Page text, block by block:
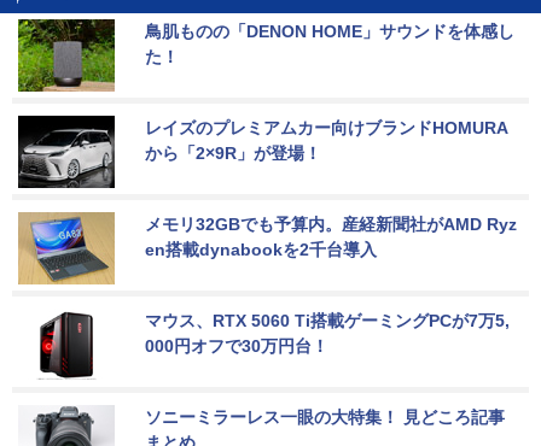
鳥肌ものの「DENON HOME」サウンドを体感し
た！
レイズのプレミアムカー向けブランドHOMURA
から「2×9R」が登場！
メモリ32GBでも予算内。産経新聞社がAMD Ryz
en搭載dynabookを2千台導入
マウス、RTX 5060 Ti搭載ゲーミングPCが7万5,
000円オフで30万円台！
ソニーミラーレス一眼の大特集！ 見どころ記事